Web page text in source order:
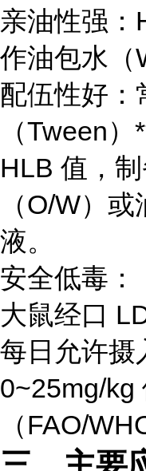
亲油性强：
作油包水（
配伍性好：
（Tween
HLB 值，
（O/W）
液。
安全低毒：
大鼠经口
每日允许摄
0~25mg/kg
（FAO/